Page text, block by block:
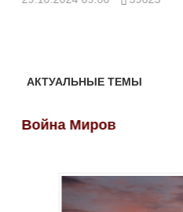
АКТУАЛЬНЫЕ ТЕМЫ
Война Миров